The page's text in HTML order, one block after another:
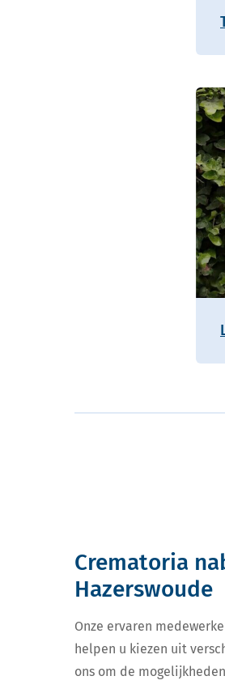
Crematoria
Hazerswoude
Onze ervaren
helpen u kiezen uit
ons om de